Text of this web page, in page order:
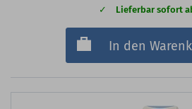
Lieferbar sofort
In den